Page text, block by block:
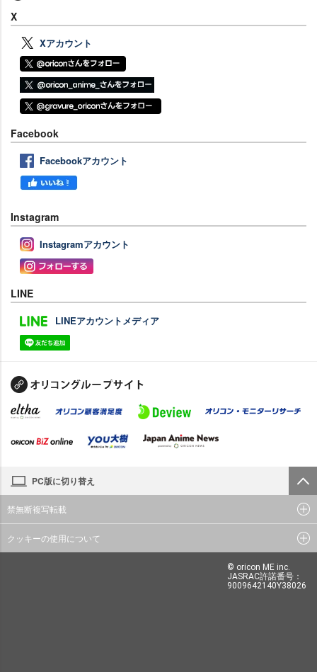
X
Xアカウント
Facebook
Facebookアカウント
Instagram
Instagramアカウント
LINE
LINEアカウントメディア
PC版に切り替え
禁無断複写転載
クッキーの使用について
© oricon ME inc.
JASRAC許諾番号：
9009642140Y38026